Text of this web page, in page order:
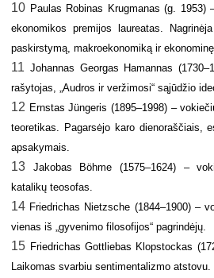
10 Paulas Robinas Krugmanas (g. 1953)
ekonomikos premijos laureatas.
paskirstymą, makroekonomiką ir
11 Johannas Georgas Hamannas
rašytojas, „Audros ir veržimosi“ sąjūdžio
12 Ernstas Jüngeris (1895–1998) –
teoretikas. Pagarsėjo karo dienoraščiais,
apsakymais.
13
Jakobas Böhme (1575–1624) –
katalikų teosofas.
14 Friedrichas Nietzsche (1844–1900) –
vienas iš „gyvenimo filosofijos“ pagrindėjų.
15 Friedrichas Gottliebas Klopstockas
Laikomas svarbiu sentimentalizmo atstovu.